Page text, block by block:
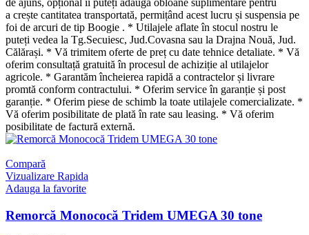
de ajuns, opțional îi puteți adaugă obloane suplimentare pentru
a crește cantitatea transportată, permițând acest lucru și suspensia pe
foi de arcuri de tip Boogie . * Utilajele aflate în stocul nostru le
puteți vedea la Tg.Secuiesc, Jud.Covasna sau la Drajna Nouă, Jud.
Călărași. * Vă trimitem oferte de preț cu date tehnice detaliate. * Vă
oferim consultață gratuită în procesul de achiziție al utilajelor
agricole. * Garantăm încheierea rapidă a contractelor și livrare
promtă conform contractului. * Oferim service în garanție și post
garanție. * Oferim piese de schimb la toate utilajele comercializate. *
Vă oferim posibilitate de plată în rate sau leasing. * Vă oferim
posibilitate de factură externă.
Compară
Vizualizare Rapida
Adauga la favorite
Remorcă Monococă Tridem UMEGA 30 tone